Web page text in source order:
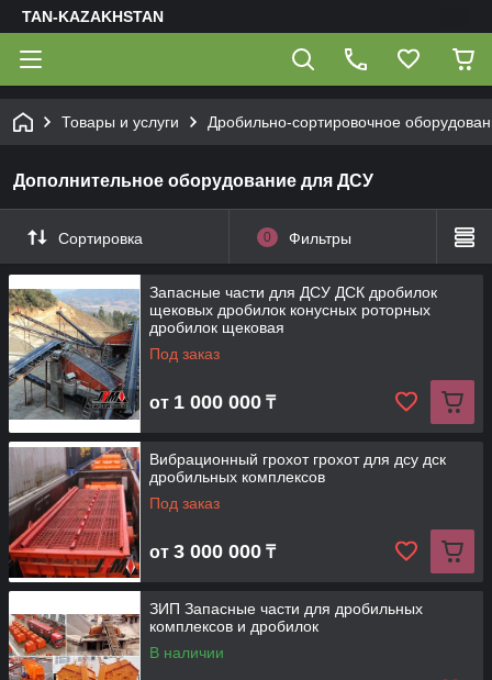
TAN-KAZAKHSTAN
Товары и услуги Дробильно-сортировочное
Дополнительное оборудование для ДСУ
Сортировка 0 Фильтры
Запасные части для ДСУ ДСК дробилок
щековых дробилок конусных роторных
дробилок щековая
Под заказ
от 1 000 000 ₸
Вибрационный грохот грохот для дсу дск
дробильных комплексов
Под заказ
от 3 000 000 ₸
ЗИП Запасные части для дробильных
комплексов и дробилок
В наличии